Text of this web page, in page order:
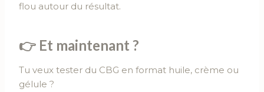
flou autour du résultat.
👉 Et maintenant ?
Tu veux tester du CBG en format huile, crème ou
gélule ?